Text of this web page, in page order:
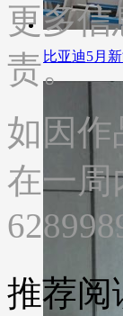
比亚迪5月
更多
责。
如因作
在一周
推荐阅